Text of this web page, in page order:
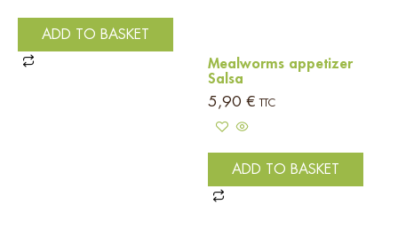
ADD TO BASKET
Mealworms appetizer
Salsa
5,90 € TTC
ADD TO BASKET